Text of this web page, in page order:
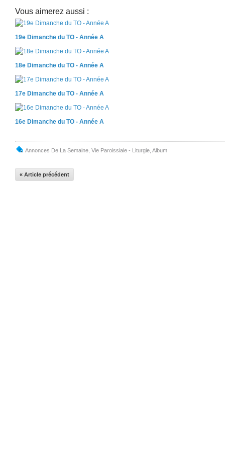
Vous aimerez aussi :
19e Dimanche du TO - Année A
18e Dimanche du TO - Année A
17e Dimanche du TO - Année A
16e Dimanche du TO - Année A
Annonces De La Semaine Vie Paroissiale - Liturgie Album
« Article précédent